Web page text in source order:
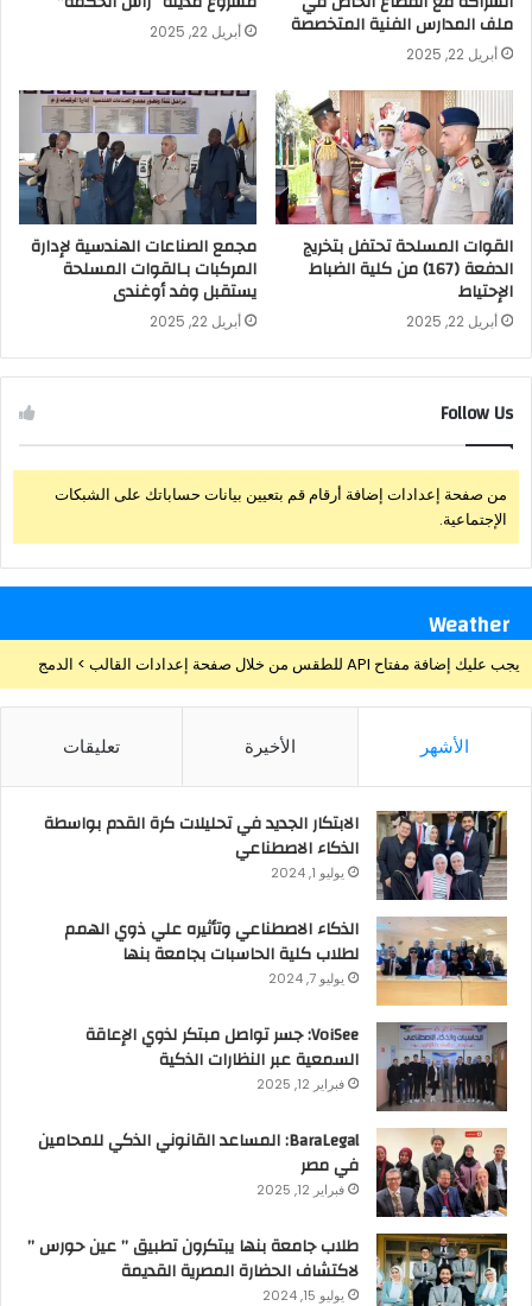
ملف المدارس الفنية المتخصصة
أبريل 22, 2025
أبريل 22, 2025
القوات المسلحة تحتفل بتخريج
الدفعة (167) من كلية الضباط
الإحتياط
أبريل 22, 2025
مجمع الصناعات الهندسية لإدارة
المركبات بـالقوات المسلحة
يستقبل وفد أوغندى
أبريل 22, 2025
Follow Us
من صفحة إعدادات إضافة أرقام قم بتعيين بيانات حساباتك على الشبكات
الإجتماعية.
Weather
يجب عليك إضافة مفتاح API للطقس من خلال صفحة إعدادات القالب > الدمج
الأشهر الأخيرة تعليقات
الابتكار الجديد في تحليلات كرة القدم بواسطة
الذكاء الاصطناعي
يوليو 1, 2024
الذكاء الاصطناعي وتأثيره علي ذوي الهمم
لطلاب كلية الحاسبات بجامعة بنها
يوليو 7, 2024
VoiSee: جسر تواصل مبتكر لذوي الإعاقة
السمعية عبر النظارات الذكية
فبراير 12, 2025
BaraLegal: المساعد القانوني الذكي للمحامين
في مصر
فبراير 12, 2025
طلاب جامعة بنها يبتكرون تطبيق ” عين حورس ”
لاكتشاف الحضارة المصرية القديمة
يوليو 15, 2024